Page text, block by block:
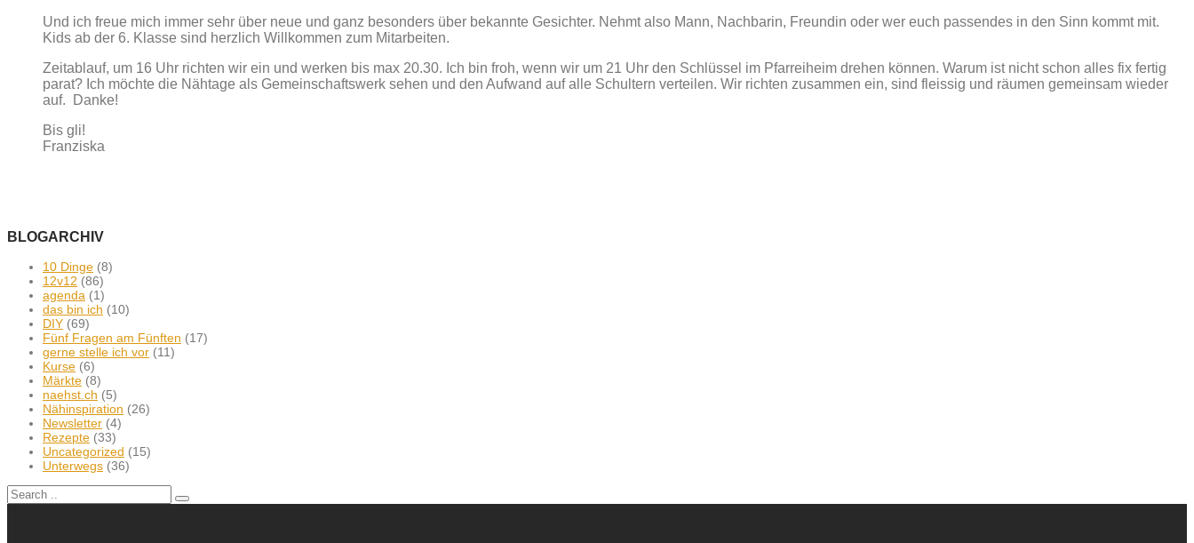
Und ich freue mich immer sehr über neue und ganz besonders über bekannte Gesichter. Nehmt also Mann, Nachbarin, Freundin oder wer euch passendes in den Sinn kommt mit.
Kids ab der 6. Klasse sind herzlich Willkommen zum Mitarbeiten.
Zeitablauf, um 16 Uhr richten wir ein und werken bis max 20.30. Ich bin froh, wenn wir um 21 Uhr den Schlüssel im Pfarreiheim drehen können. Warum ist nicht schon alles fix fertig
parat? Ich möchte die Nähtage als Gemeinschaftswerk sehen und den Aufwand auf alle Schultern verteilen. Wir richten zusammen ein, sind fleissig und räumen gemeinsam wieder
auf. Danke!
Bis gli!
Franziska
BLOGARCHIV
10 Dinge (8)
12v12 (86)
agenda (1)
das bin ich (10)
DIY (69)
Fünf Fragen am Fünften (17)
gerne stelle ich vor (11)
Kurse (6)
Märkte (8)
naehst.ch (5)
Nähinspiration (26)
Newsletter (4)
Rezepte (33)
Uncategorized (15)
Unterwegs (36)